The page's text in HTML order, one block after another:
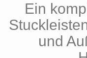
Ein
und